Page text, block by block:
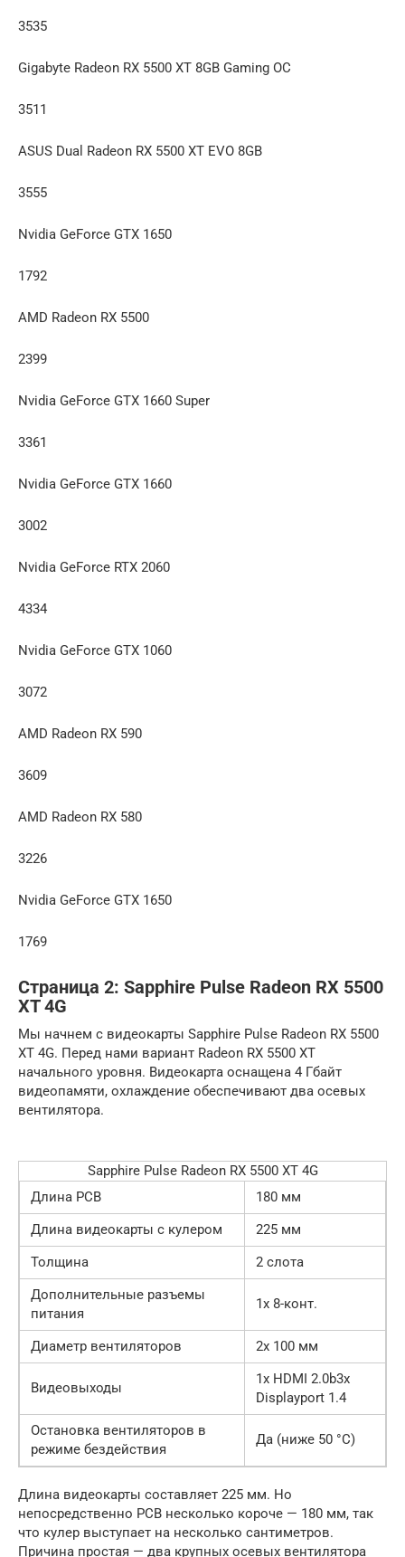
3535
Gigabyte Radeon RX 5500 XT 8GB Gaming OC
3511
ASUS Dual Radeon RX 5500 XT EVO 8GB
3555
Nvidia GeForce GTX 1650
1792
AMD Radeon RX 5500
2399
Nvidia GeForce GTX 1660 Super
3361
Nvidia GeForce GTX 1660
3002
Nvidia GeForce RTX 2060
4334
Nvidia GeForce GTX 1060
3072
AMD Radeon RX 590
3609
AMD Radeon RX 580
3226
Nvidia GeForce GTX 1650
1769
Страница 2: Sapphire Pulse Radeon RX 5500
XT 4G
Мы начнем с видеокарты Sapphire Pulse Radeon RX 5500
XT 4G. Перед нами вариант Radeon RX 5500 XT
начального уровня. Видеокарта оснащена 4 Гбайт
видеопамяти, охлаждение обеспечивают два осевых
вентилятора.
Sapphire Pulse Radeon RX 5500 XT 4G
Длина PCB
180 мм
Длина видеокарты с кулером
225 мм
Толщина
2 слота
Дополнительные разъемы
питания
1x 8-конт.
Диаметр вентиляторов 2x 100 мм
Видеовыходы
1x HDMI 2.0b3x
Displayport 1.4
Остановка вентиляторов в
режиме бездействия
Да (ниже 50 °C)
Длина видеокарты составляет 225 мм. Но
непосредственно PCB несколько короче — 180 мм, так
что кулер выступает на несколько сантиметров.
Причина простая — два крупных осевых вентилятора